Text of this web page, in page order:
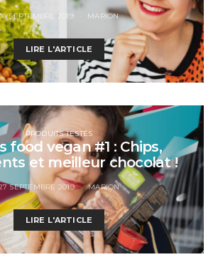
SEPTEMBRE 2019 MARION
LIRE L'ARTICLE
PRODUITS TESTÉS
food vegan #1 : Chips,
et meilleur chocolat !
SEPTEMBRE 2019 MARION
LIRE L'ARTICLE